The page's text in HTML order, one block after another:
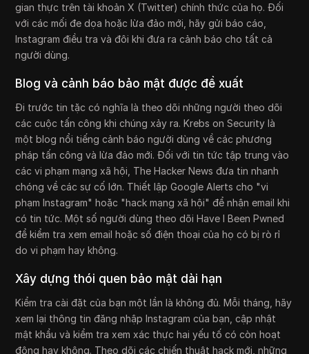
gian thực trên tài khoản X (Twitter) chính thức của họ. Đối
với các mối đe dọa hoặc lừa đảo mới, hãy gửi báo cáo,
Instagram điều tra và đôi khi đưa ra cảnh báo cho tất cả
người dùng.
Blog và cảnh báo bảo mật được đề xuất
Đi trước tin tặc có nghĩa là theo dõi những người theo dõi
các cuộc tấn công khi chúng xảy ra. Krebs on Security là
một blog nổi tiếng cảnh báo người dùng về các phương
pháp tấn công và lừa đảo mới. Đối với tin tức tập trung vào
các vi phạm mạng xã hội, The Hacker News đưa tin nhanh
chóng về các sự cố lớn. Thiết lập Google Alerts cho "vi
phạm Instagram" hoặc "hack mạng xã hội" để nhận email khi
có tin tức. Một số người dùng theo dõi Have I Been Pwned
để kiểm tra xem email hoặc số điện thoại của họ có bị rò rỉ
do vi phạm hay không.
Xây dựng thói quen bảo mật dài hạn
Kiểm tra cài đặt của bạn một lần là không đủ. Mỗi tháng, hãy
xem lại thông tin đăng nhập Instagram của bạn, cập nhật
mật khẩu và kiểm tra xem xác thực hai yếu tố có còn hoạt
động hay không. Theo dõi các chiến thuật hack mới, những